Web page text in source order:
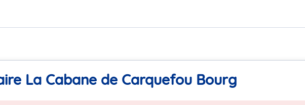
La Cabane de Carquefou Bourg